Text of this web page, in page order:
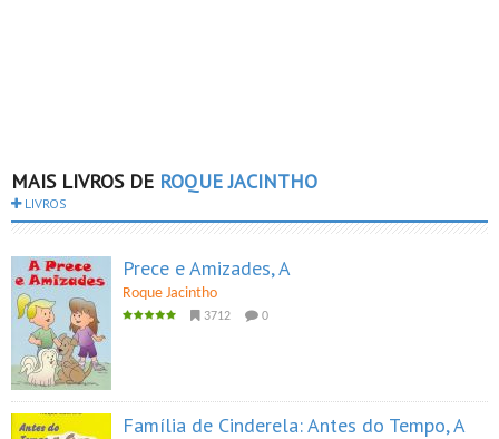
MAIS LIVROS DE ROQUE JACINTHO
LIVROS
Prece e Amizades, A
Roque Jacintho
3712 0
Família de Cinderela: Antes do Tempo, A